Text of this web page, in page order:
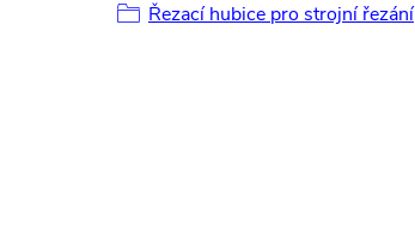
Řezací hubice pro strojní řezání